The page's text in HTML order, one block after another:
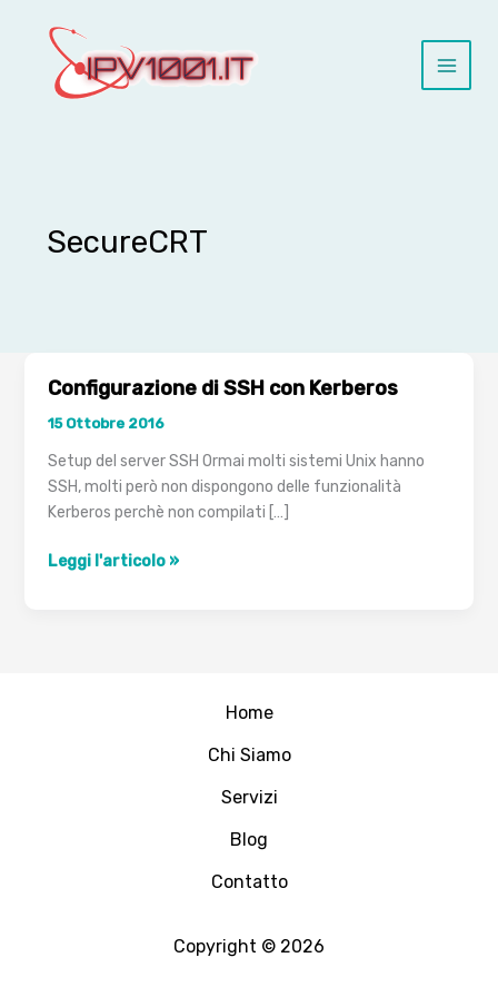
contenuto
SecureCRT
Configurazione di SSH con Kerberos
15 Ottobre 2016
Setup del server SSH Ormai molti sistemi Unix hanno
SSH, molti però non dispongono delle funzionalità
Kerberos perchè non compilati […]
Configurazione
Leggi l'articolo »
Home
Chi Siamo
Servizi
Blog
Contatto
Copyright © 2026